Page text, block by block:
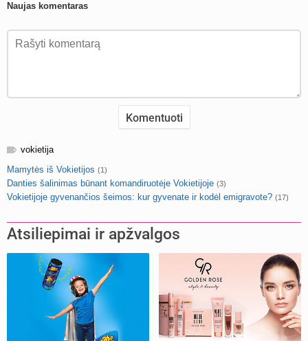
Naujas komentaras
vokietija
Mamytės iš Vokietijos (1)
Danties šalinimas būnant komandiruotėje Vokietijoje (3)
Vokietijoje gyvenančios šeimos: kur gyvenate ir kodėl emigravote? (17)
Atsiliepimai ir apžvalgos